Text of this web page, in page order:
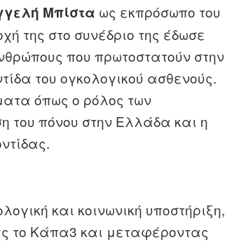
Μπίστα ως εκπρόσωπο του
της στο συνέδριο της έδωσε
που πρωτοστατούν στην
του ογκολογικού ασθενούς.
όπως ο ρόλος των
του πόνου στην Ελλάδα και η
και κοινωνική υποστήριξη,
το Κάπα3 και μεταφέροντας